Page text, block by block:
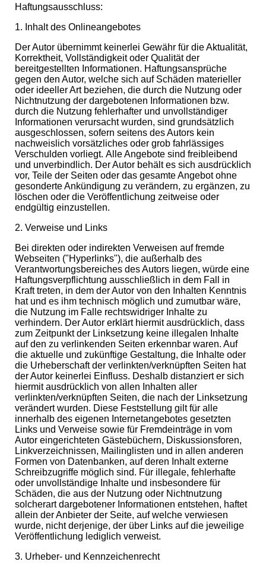
Haftungsausschluss:
1. Inhalt des Onlineangebotes
Der Autor übernimmt keinerlei Gewähr für die Aktualität,
Korrektheit, Vollständigkeit oder Qualität der
bereitgestellten Informationen. Haftungsansprüche
gegen den Autor, welche sich auf Schäden materieller
oder ideeller Art beziehen, die durch die Nutzung oder
Nichtnutzung der dargebotenen Informationen bzw.
durch die Nutzung fehlerhafter und unvollständiger
Informationen verursacht wurden, sind grundsätzlich
ausgeschlossen, sofern seitens des Autors kein
nachweislich vorsätzliches oder grob fahrlässiges
Verschulden vorliegt. Alle Angebote sind freibleibend
und unverbindlich. Der Autor behält es sich ausdrücklich
vor, Teile der Seiten oder das gesamte Angebot ohne
gesonderte Ankündigung zu verändern, zu ergänzen, zu
löschen oder die Veröffentlichung zeitweise oder
endgültig einzustellen.
2. Verweise und Links
Bei direkten oder indirekten Verweisen auf fremde
Webseiten ("Hyperlinks"), die außerhalb des
Verantwortungsbereiches des Autors liegen, würde eine
Haftungsverpflichtung ausschließlich in dem Fall in
Kraft treten, in dem der Autor von den Inhalten Kenntnis
hat und es ihm technisch möglich und zumutbar wäre,
die Nutzung im Falle rechtswidriger Inhalte zu
verhindern. Der Autor erklärt hiermit ausdrücklich, dass
zum Zeitpunkt der Linksetzung keine illegalen Inhalte
auf den zu verlinkenden Seiten erkennbar waren. Auf
die aktuelle und zukünftige Gestaltung, die Inhalte oder
die Urheberschaft der verlinkten/verknüpften Seiten hat
der Autor keinerlei Einfluss. Deshalb distanziert er sich
hiermit ausdrücklich von allen Inhalten aller
verlinkten/verknüpften Seiten, die nach der Linksetzung
verändert wurden. Diese Feststellung gilt für alle
innerhalb des eigenen Internetangebotes gesetzten
Links und Verweise sowie für Fremdeinträge in vom
Autor eingerichteten Gästebüchern, Diskussionsforen,
Linkverzeichnissen, Mailinglisten und in allen anderen
Formen von Datenbanken, auf deren Inhalt externe
Schreibzugriffe möglich sind. Für illegale, fehlerhafte
oder unvollständige Inhalte und insbesondere für
Schäden, die aus der Nutzung oder Nichtnutzung
solcherart dargebotener Informationen entstehen, haftet
allein der Anbieter der Seite, auf welche verwiesen
wurde, nicht derjenige, der über Links auf die jeweilige
Veröffentlichung lediglich verweist.
3. Urheber- und Kennzeichenrecht